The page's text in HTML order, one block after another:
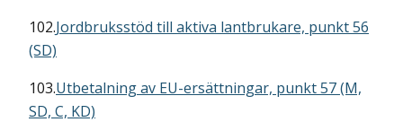
102.Jordbruksstöd till aktiva lantbrukare, punkt 56
(SD)
103.Utbetalning av EU-ersättningar, punkt 57 (M,
SD, C, KD)